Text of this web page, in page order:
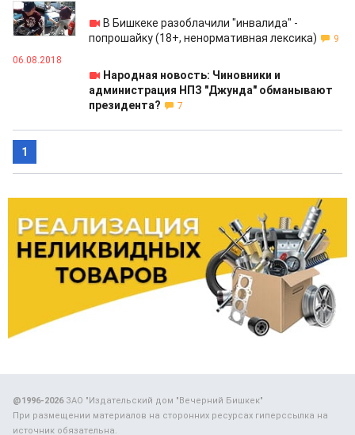
08.09.2018
В Бишкеке разоблачили "инвалида" -
попрошайку (18+, ненормативная лексика)
9
06.08.2018
Народная новость: Чиновники и
администрация НПЗ "Джунда" обманывают
президента?
7
1
@1996-2026ЗАО "Издательский дом "Вечерний Бишкек"
При размещении материалов на сторонних ресурсах гиперссылка на
источник обязательна.